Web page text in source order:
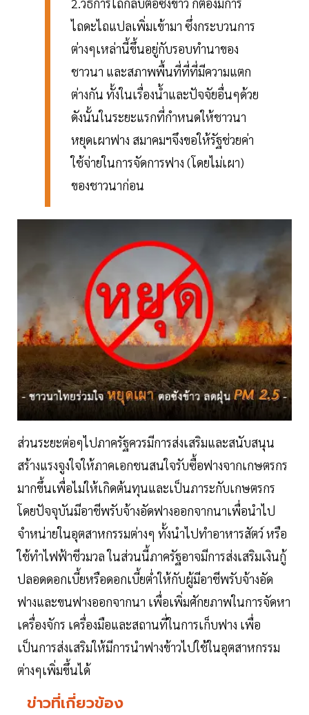
ไถดะไถแปลเพิ่มเข้ามา ซึ่งกระบวนการ
ต่างๆเหล่านี้ขึ้นอยู่กับรอบทำนาของ
ชาวนา และสภาพพื้นที่ที่ที่มีความแตก
ต่างกัน ทั้งในเรื่องน้ำและปัจจัยอื่นๆด้วย
ดังนั้นในระยะแรกที่กำหนดให้ชาวนา
หยุดเผาฟาง สมาคมฯจึงขอให้รัฐช่วยค่า
ใช้จ่ายในการจัดการฟาง (โดยไม่เผา)
ของชาวนาก่อน
ส่วนระยะต่อๆไปภาครัฐควรมีการส่งเสริมและสนับสนุน
สร้างแรงจูงใจให้ภาคเอกชนสนใจรับซื้อฟางจากเกษตรกร
มากขึ้นเพื่อไม่ให้เกิดต้นทุนและเป็นภาระกับเกษตรกร
โดยปัจจุบันมีอาชีพรับจ้างอัดฟางออกจากนาเพื่อนำไป
จำหน่ายในอุตสาหกรรมต่างๆ ทั้งนำไปทำอาหารสัตว์ หรือ
ใช้ทำไฟฟ้าชีวมวล ในส่วนนี้ภาครัฐอาจมีการส่งเสริมเงินกู้
ปลอดดอกเบี้ยหรือดอกเบี้ยต่ำให้กับผู้มีอาชีพรับจ้างอัด
ฟางและขนฟางออกจากนา เพื่อเพิ่มศักยภาพในการจัดหา
เครื่องจักร เครื่องมือและสถานที่ในการเก็บฟาง เพื่อ
เป็นการส่งเสริมให้มีการนำฟางข้าวไปใช้ในอุตสาหกรรม
ต่างๆเพิ่มขึ้นได้
ข่าวที่เกี่ยวข้อง